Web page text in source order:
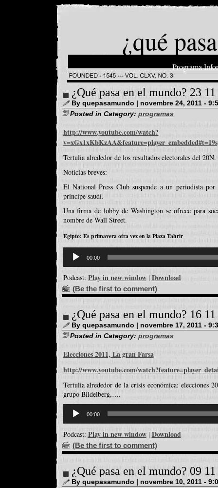
¿qué
Programa
¿Qué pasa en el mundo? 23
By quepasamundo | novembre 24, 2011 -
Posted in Category: programas
http://www.youtube.com/watch?
v=xGx1xKbKzAA&feature=player_embedded#t=19s
Tertulia alrededor de los resultados electorales del 20N.
Noticias breves:
El National Press Club suspende a un periodista por
príncipe saudí.
Una firma de lobby de Washington se ofrece para
nombre de Wall Street.
Egipto: Es primavera otra vez en la Plaza Tahrir
d'àudio
00:00
Podcast: Play in new window| Download
(Be the first to comment)
¿Qué pasa en el mundo? 16
By quepasamundo | novembre 17, 2011 -
Posted in Category: programas
Elecciones 2011, La gran Farsa
http://www.youtube.com/
Tertulia alrededor de la crisis económica: elecciones
grupo Bildelberg,….
d'àudio
00:00
Podcast: Play in new window| Download
(Be the first to comment)
¿Qué pasa en el mundo? 09
By quepasamundo | novembre 10, 2011 -